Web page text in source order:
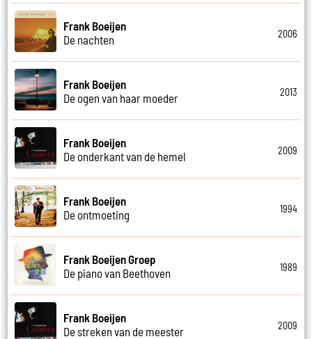
Frank Boeijen
De nachten
2006
Frank Boeijen
De ogen van haar moeder
2013
Frank Boeijen
De onderkant van de hemel
2009
Frank Boeijen
De ontmoeting
1994
Frank Boeijen Groep
De piano van Beethoven
1989
Frank Boeijen
De streken van de meester
2009